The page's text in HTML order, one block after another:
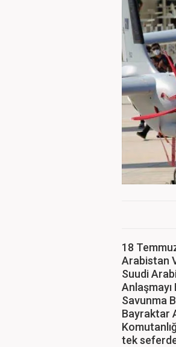
18
Arabistan
Suudi
Savunma
Bayraktar
tek